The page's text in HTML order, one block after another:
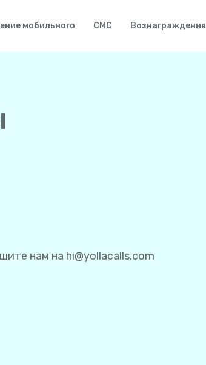
мобильного СМС Вознаграждения
нам на hi@yollacalls.com